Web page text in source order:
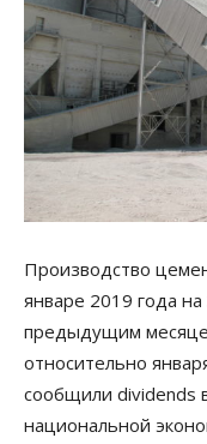
Производство
январе 2019 года
предыдущим
относительно
сообщили dividends
национальной